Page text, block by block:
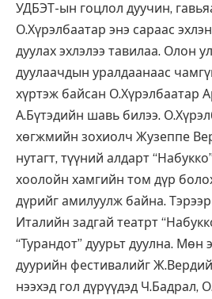
УДБЭТ-ын гоцлол дуучин,
О.Хүрэлбаатар энэ сараас
дуулах эхлэлээ тавилаа. Олон
дуулаачдын уралдаанаас
хүртэж байсан О.Хүрэлбаатар
А.Бүтэдийн шавь билээ.
хөгжмийн зохиолч Жузеппе
нутагт, түүний алдарт
хоолойн хамгийн том дүр
дүрийг амилуулж байна.
Италийн задгай театрт
“Турандот” дуурьт дуулна. Мөн
дуурийн фестивалийг
нээхэд гол дүрүүдэд Ч.Бадрал,